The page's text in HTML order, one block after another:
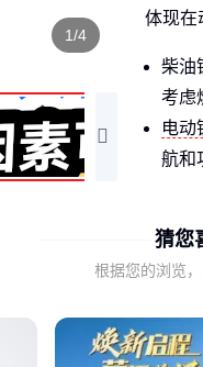
1/4
体现在
柴油
考虑
电动
航和
桥，
隐性差
计和特
猜您
根据您的浏览